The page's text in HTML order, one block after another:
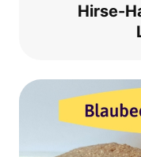
Hir­se-